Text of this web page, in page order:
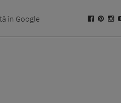
în Google